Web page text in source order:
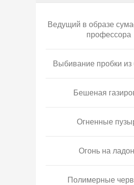
Ведущий в образе
профессора
Выбивание пробки
Бешеная
Огненные
Огонь на
Полимерные